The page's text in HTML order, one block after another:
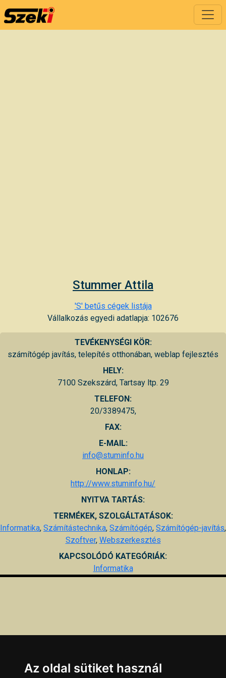
Stummer Attila
'S' betűs cégek listája
Vállalkozás egyedi adatlapja: 102676
TEVÉKENYSÉGI KÖR:
számítógép javítás, telepítés otthonában, weblap fejlesztés
HELY:
7100 Szekszárd, Tartsay ltp. 29
TELEFON:
20/3389475,
FAX:
E-MAIL:
info@stuminfo.hu
HONLAP:
http://www.stuminfo.hu/
NYITVA TARTÁS:
TERMÉKEK, SZOLGÁLTATÁSOK:
Informatika, Számítástechnika, Számítógép, Számítógép-javítás,
Szoftver, Webszerkesztés
KAPCSOLÓDÓ KATEGÓRIÁK:
Informatika
Az oldal sütiket használ